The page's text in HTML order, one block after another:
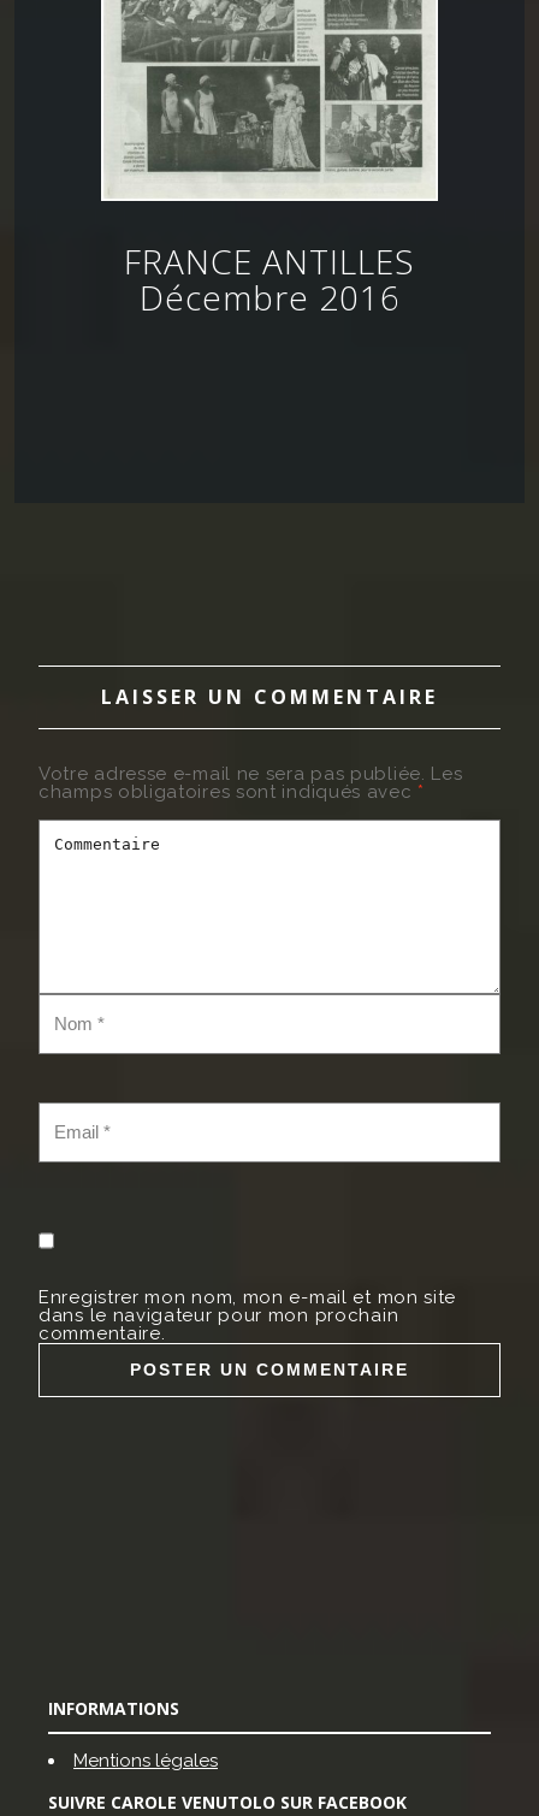
FRANCE ANTILLES
Décembre 2016
LAISSER UN COMMENTAIRE
Votre adresse e-mail ne sera pas publiée. Les
champs obligatoires sont indiqués avec *
Enregistrer mon nom, mon e-mail et mon site
dans le navigateur pour mon prochain
commentaire.
INFORMATIONS
Mentions légales
SUIVRE CAROLE VENUTOLO SUR FACEBOOK